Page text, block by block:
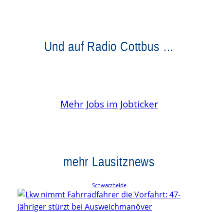
Und auf Radio Cottbus …
Mehr Jobs im Jobticker
mehr Lausitznews
Schwarzheide